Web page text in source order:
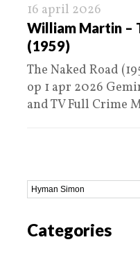
16 april 2026
William Martin –
(1959)
The Naked Road
op 1 apr 2026
and TV Full Crime
Categories